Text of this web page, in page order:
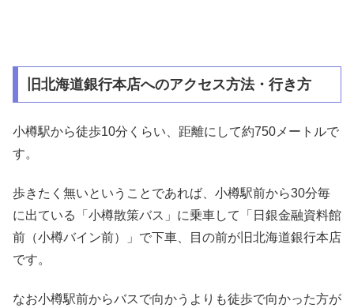
旧北海道銀行本店へのアクセス方法・行き方
小樽駅から徒歩10分くらい、距離にして約750メートルで
す。
歩きたく無いということであれば、小樽駅前から30分毎
に出ている「小樽散策バス」に乗車して「日銀金融資料館
前（小樽バイン前）」で下車、目の前が旧北海道銀行本店
です。
なお小樽駅前からバスで向かうよりも徒歩で向かった方が